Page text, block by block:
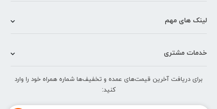
لینک های مهم
خدمات مشتری
برای دریافت آخرین قیمت‌های عمده و تخفیف‌ها شماره همراه خود را وارد
کنید: